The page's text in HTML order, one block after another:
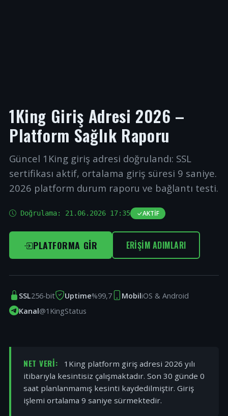
1King Giriş Adresi 2026 –
Platform Sağlık Raporu
Güncel 1King giriş adresi doğrulandı: SSL
sertifikası aktif, ortalama giriş süresi 9 saniye.
2026 platform durum raporu ve bağlantı testi.
Doğrulama: 21.06.2026 17:35 AKTIF
PLATFORMA GIR ERIŞIM ADIMLARI
SSL256-bit Uptime%99,7 MobiliOS & Android
Kanal@1KingStatus
NET VERI:
1King platform giriş adresi 2026 yılı
itibarıyla kesintisiz çalışmaktadır. Son 30 günde 0
saat planlanmamış kesinti kaydedilmiştir. Giriş
işlemi ortalama 9 saniye sürmektedir.